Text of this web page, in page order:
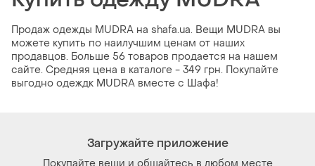
Продаж одежды MUDRA на shafa.ua. Вещи MUDRA вы
можете купить по наилучшим ценам от наших
продавцов. Больше 56 товаров продается на нашем
сайте. Средняя цена в каталоге - 349 грн. Покупайте
выгодно одеждк MUDRA вместе с Шафа!
Загружайте приложение